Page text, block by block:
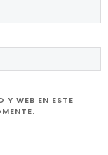
Y WEB EN ESTE